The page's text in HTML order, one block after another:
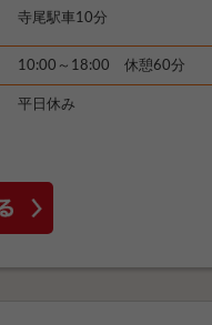
寺尾駅車10分
10:00～18:00 休憩60分
平日休み